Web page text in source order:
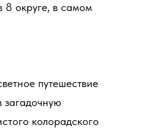
округе, в самом
путешествие
загадочную
колорадского